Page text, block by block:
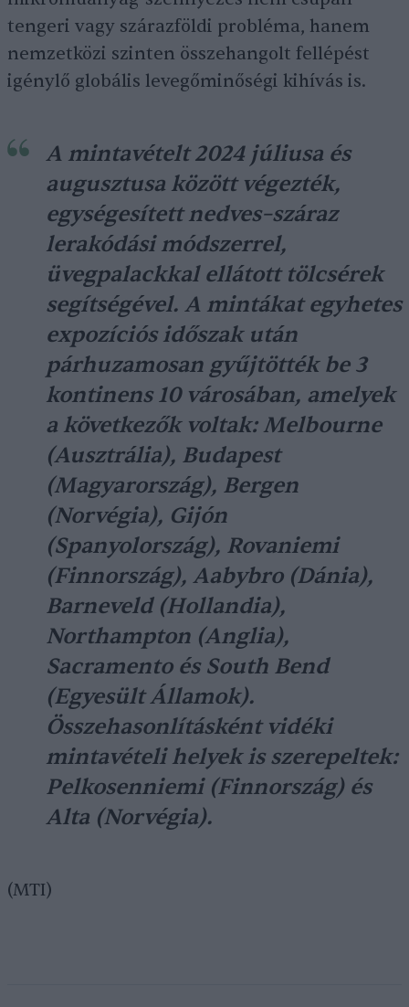
tengeri vagy szárazföldi probléma, hanem
nemzetközi szinten összehangolt fellépést
igénylő globális levegőminőségi kihívás is.
A mintavételt 2024 júliusa és
augusztusa között végezték,
egységesített nedves–száraz
lerakódási módszerrel,
üvegpalackkal ellátott tölcsérek
segítségével. A mintákat egyhetes
expozíciós időszak után
párhuzamosan gyűjtötték be 3
kontinens 10 városában, amelyek
a következők voltak: Melbourne
(Ausztrália), Budapest
(Magyarország), Bergen
(Norvégia), Gijón
(Spanyolország), Rovaniemi
(Finnország), Aabybro (Dánia),
Barneveld (Hollandia),
Northampton (Anglia),
Sacramento és South Bend
(Egyesült Államok).
Összehasonlításként vidéki
mintavételi helyek is szerepeltek:
Pelkosenniemi (Finnország) és
Alta (Norvégia).
(MTI)